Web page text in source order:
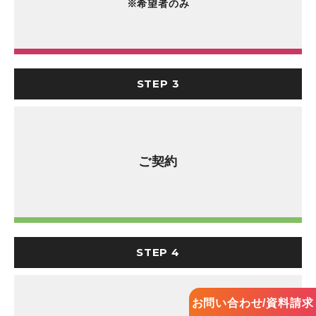
※希望者のみ
STEP 3
ご契約
STEP 4
お問い合わせ/資料請求